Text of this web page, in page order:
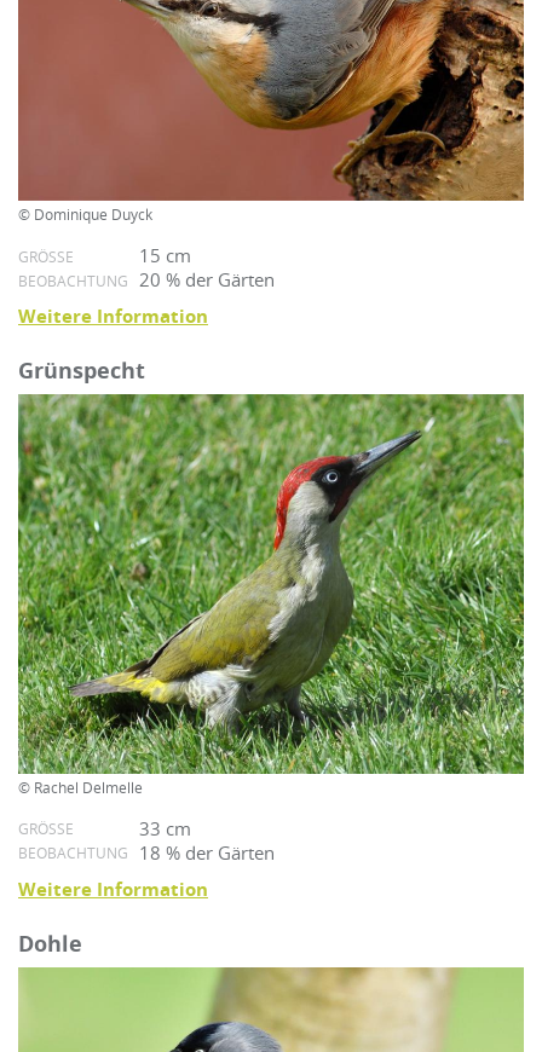
© Dominique Duyck
GRÖSSE 15 cm
BEOBACHTUNG 20 % der Gärten
Weitere Information
Grünspecht
© Rachel Delmelle
GRÖSSE 33 cm
BEOBACHTUNG 18 % der Gärten
Weitere Information
Dohle